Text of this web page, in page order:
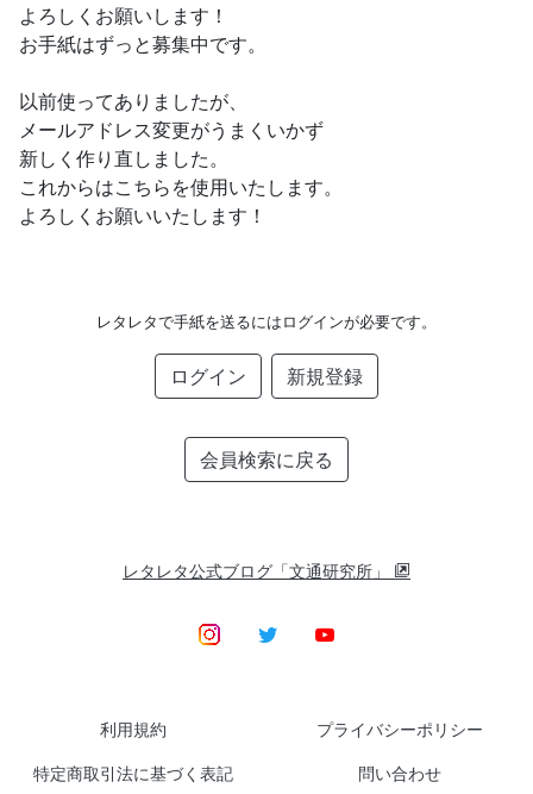
よろしくお願いします！
お手紙はずっと募集中です。
以前使ってありましたが、
メールアドレス変更がうまくいかず
新しく作り直しました。
これからはこちらを使用いたします。
よろしくお願いいたします！
レタレタで手紙を送るにはログインが必要です。
ログイン 新規登録
会員検索に戻る
レタレタ公式ブログ「文通研究所」
利用規約 プライバシーポリシー
特定商取引法に基づく表記 問い合わせ